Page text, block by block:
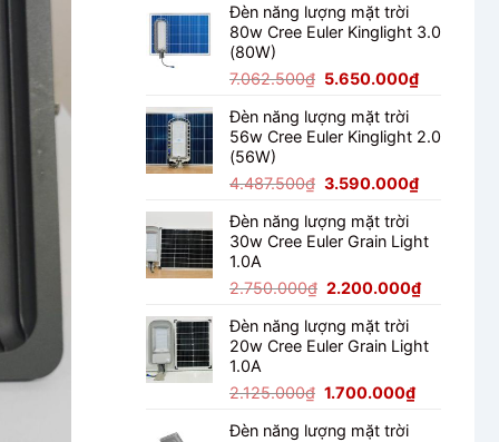
Không?
Đánh
Tế
Đèn năng lượng mặt trời
80w Cree Euler Kinglight 3.0
(80W)
7.062.500₫ Giá
là:
7.062.500₫.
5.650.000₫Giá
là:
Đèn năng lượng mặt trời
56w Cree Euler Kinglight 2.0
(56W)
4.487.500₫ Giá
là:
4.487.500₫.
3.590.000₫Giá
là:
Đèn năng lượng mặt trời
30w Cree Euler Grain Light
1.0A
2.750.000₫ Giá
là:
2.750.000₫.
2.200.000₫Giá
là:
Đèn năng lượng mặt trời
20w Cree Euler Grain Light
1.0A
2.125.000₫ Giá
là:
1.700.000₫Giá
Đèn năng lượng mặt trời